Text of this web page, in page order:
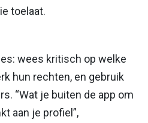
toelaat.
wees kritisch op welke
hun rechten, en gebruik
“Wat je buiten de app om
aan je profiel”,